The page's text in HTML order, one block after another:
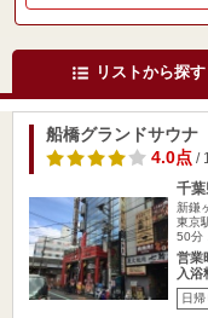
リストから探す
船橋グランドサウナ
4.0点/
千
新鎌
東京
50分
営業
入浴
日帰